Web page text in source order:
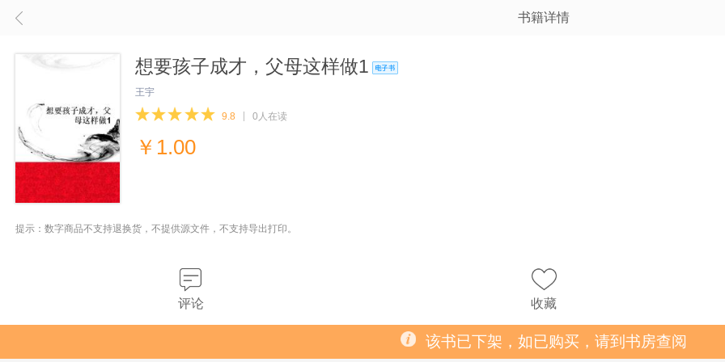
书籍详情
想要孩子成才，父母这样做1
王宇
9.8 0人在读
￥ 1.00
提示：数字商品不支持退换货，不提供源文件，不支持导出打印。
评论 收藏
该书已下架，如已购买，请到书房查阅